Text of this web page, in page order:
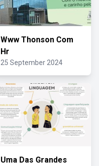
Www Thonson Com
Hr
25 September 2024
Uma Das Grandes